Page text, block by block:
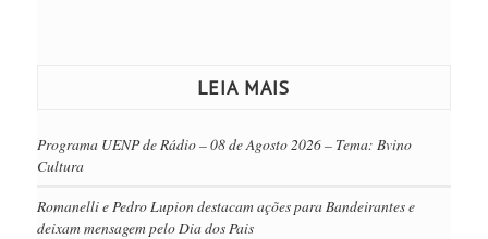
LEIA MAIS
Programa UENP de Rádio – 08 de Agosto 2026 – Tema: Bvino
Cultura
Romanelli e Pedro Lupion destacam ações para Bandeirantes e
deixam mensagem pelo Dia dos Pais